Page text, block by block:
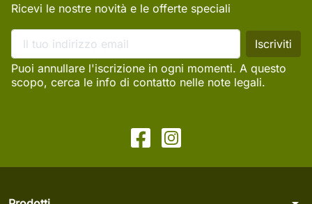
Ricevi le nostre novità e le offerte speciali
Puoi annullare l'iscrizione in ogni momenti. A questo
scopo, cerca le info di contatto nelle note legali.